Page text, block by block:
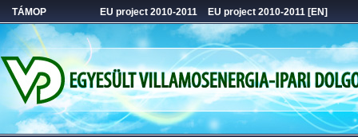
TÁMOP EU project 2010-2011 EU project 2010-2011 [EN]